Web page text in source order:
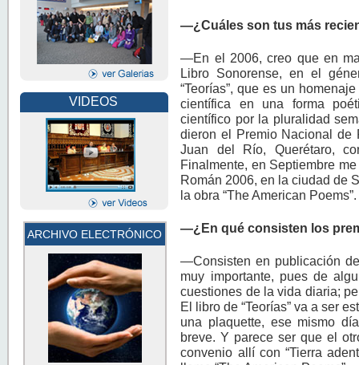
VIDEOS
ARCHIVO ELECTRÓNICO
—¿Cuáles son tus más
—En el 2006, creo que en
Libro Sonorense, en el
“Teorías”, que es un
científica en una forma
científico por la pluralidad
dieron el Premio Nacional de
Juan del Río, Querétaro,
Finalmente, en Septiembre
Román 2006, en la ciudad de
la obra “The American Poems”.
—¿En qué consisten los
—Consisten en publicación
muy importante, pues de
cuestiones de la vida diaria;
El libro de “Teorías” va a ser
una plaquette, ese mismo
breve. Y parece ser que el
convenio allí con “Tierra